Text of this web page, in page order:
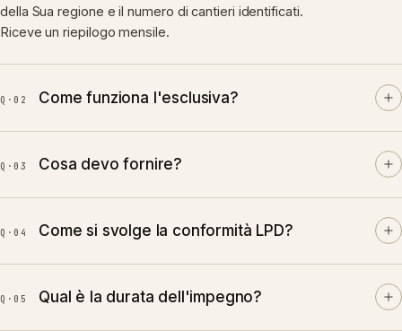
della Sua regione e il numero di cantieri identificati.
Riceve un riepilogo mensile.
Q·0 2 Come funziona l'esclusiva?
cliente attivo, è riservata alla Sua azienda. Il giorno in cui
Q·0 3 Cosa devo fornire?
stampa: formato, elementi grafici, menzioni legali. Ci
affrancatura, instradamento e monitoraggio con i nostri
partner. È una soluzione integralmente automatizzata.
Q·0 4 Come si svolge la conformità LPD?
cantieri in corso. Nessuna banca dati comprata, nessun
Q·0 5 Qual è la durata dell'impegno?